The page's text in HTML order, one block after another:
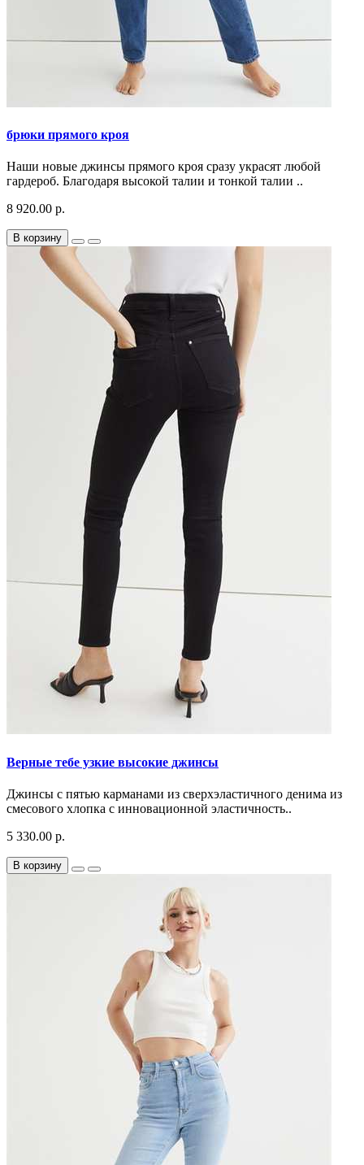
брюки прямого кроя
Наши новые джинсы прямого кроя сразу украсят любой
гардероб. Благодаря высокой талии и тонкой талии ..
8 920.00 р.
В корзину
Верные тебе узкие высокие джинсы
Джинсы с пятью карманами из сверхэластичного денима из
смесового хлопка с инновационной эластичность..
5 330.00 р.
В корзину